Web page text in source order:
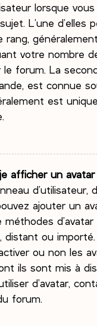
lorsque
L’une d’elles
rang,
votre nombre
forum. La
est connue
est
afficher un avatar
d’utilisateur,
ajouter un
méthodes
distant ou
ou non les
ils sont mis à
d’avatar,
forum.